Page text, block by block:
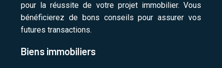
pour la réussite de votre projet immobilier. Vous
bénéficierez de bons conseils pour assurer vos
futures transactions.
Biens immobiliers